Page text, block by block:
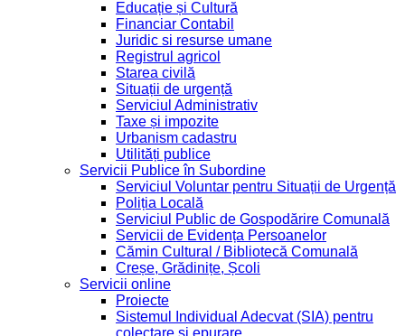
Educație și Cultură
Financiar Contabil
Juridic si resurse umane
Registrul agricol
Starea civilă
Situații de urgență
Serviciul Administrativ
Taxe și impozite
Urbanism cadastru
Utilități publice
Servicii Publice în Subordine
Serviciul Voluntar pentru Situații de Urgență
Poliția Locală
Serviciul Public de Gospodărire Comunală
Servicii de Evidența Persoanelor
Cămin Cultural / Bibliotecă Comunală
Creșe, Grădinițe, Școli
Servicii online
Proiecte
Sistemul Individual Adecvat (SIA) pentru
colectare si epurare